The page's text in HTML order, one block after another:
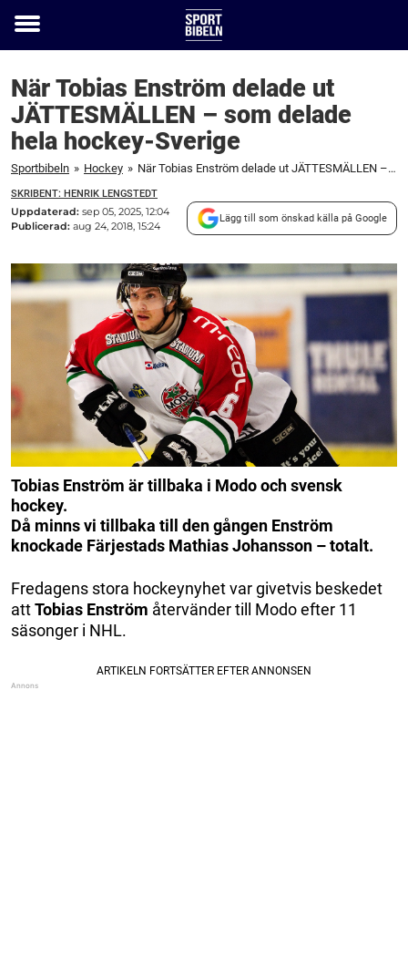
Toggle
När Tobias Enström delade ut
JÄTTESMÄLLEN – som delade
hela hockey-Sverige
Sportbibeln » Hockey » När Tobias Enström delade ut JÄTTESMÄLLEN – som delade hela hockey-Sverige
SKRIBENT: HENRIK LENGSTEDT
Uppdaterad: sep 05, 2025, 12:04
Publicerad: aug 24, 2018, 15:24
Lägg till som önskad källa på Google
Tobias Enström är tillbaka i Modo och svensk
hockey.
Då minns vi tillbaka till den gången Enström
knockade Färjestads Mathias Johansson – totalt.
Fredagens stora hockeynyhet var givetvis beskedet
attTobias Enström återvänder till Modo efter 11
säsonger i NHL.